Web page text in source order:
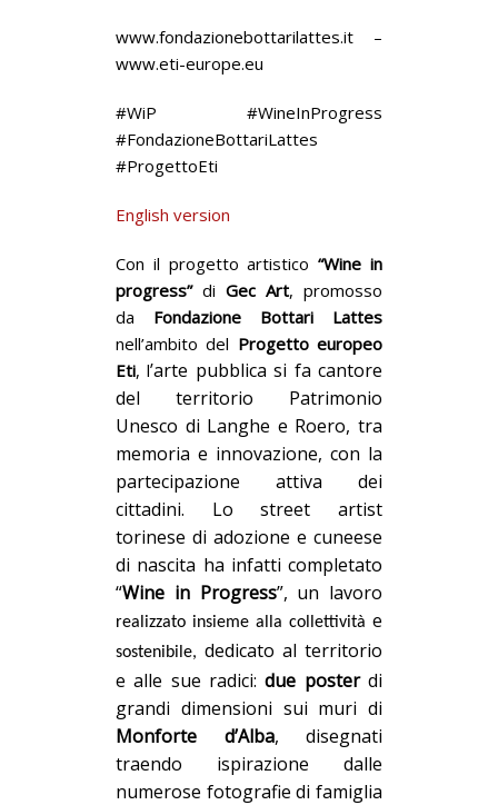
www.fondazionebottarilattes.it –
www.eti-europe.eu
#WiP #WineInProgress
#FondazioneBottariLattes
#ProgettoEti
English version
Con il progetto artistico“Wine in
progress”di Gec Art, promosso
da Fondazione Bottari Lattes
nell’ambito del Progetto europeo
Eti, l’arte pubblicasi fa cantore
del territorio Patrimonio
Unesco di Langhe e Roero, tra
memoria e innovazione, con la
partecipazione attiva dei
cittadini. Lostreet artist
torinese di adozione e cuneese
di nascita ha infatti completato
“Wine in Progress”, un lavoro
realizzato insieme alla collettività e
sostenibile, dedicato al territorio
ealle sue radici:due posterdi
grandi dimensioni sui muri di
Monforte d’Alba, disegnati
traendo ispirazione dalle
numerose fotografie di famiglia